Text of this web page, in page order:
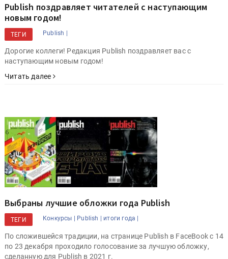
Publish поздравляет читателей с наступающим
новым годом!
ТЕГИ Publish |
Дорогие коллеги! Редакция Publish поздравляет вас с
наступающим новым годом!
Читать далее
Выбраны лучшие обложки года Publish
ТЕГИ Конкурсы | Publish | итоги года |
По сложившейся традиции, на странице Publish в FaceBook c 14
по 23 декабря проходило голосование за лучшую обложку,
сделанную для Publish в 2021 г.